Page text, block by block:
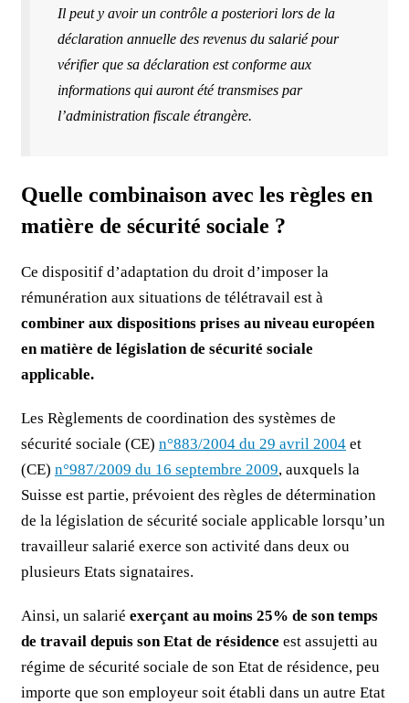
Il peut y avoir un contrôle a posteriori lors de la
déclaration annuelle des revenus du salarié pour
vérifier que sa déclaration est conforme aux
informations qui auront été transmises par
l’administration fiscale étrangère.
Quelle combinaison avec les règles en
matière de sécurité sociale ?
Ce dispositif d’adaptation du droit d’imposer la
rémunération aux situations de télétravail est à
combiner aux dispositions prises au niveau européen
en matière de législation de sécurité sociale
applicable.
Les Règlements de coordination des systèmes de
sécurité sociale (CE) n°883/2004 du 29 avril 2004 et
(CE) n°987/2009 du 16 septembre 2009, auxquels la
Suisse est partie, prévoient des règles de détermination
de la législation de sécurité sociale applicable lorsqu’un
travailleur salarié exerce son activité dans deux ou
plusieurs Etats signataires.
Ainsi, un salarié exerçant au moins 25% de son temps
de travail depuis son Etat de résidence est assujetti au
régime de sécurité sociale de son Etat de résidence, peu
importe que son employeur soit établi dans un autre Etat